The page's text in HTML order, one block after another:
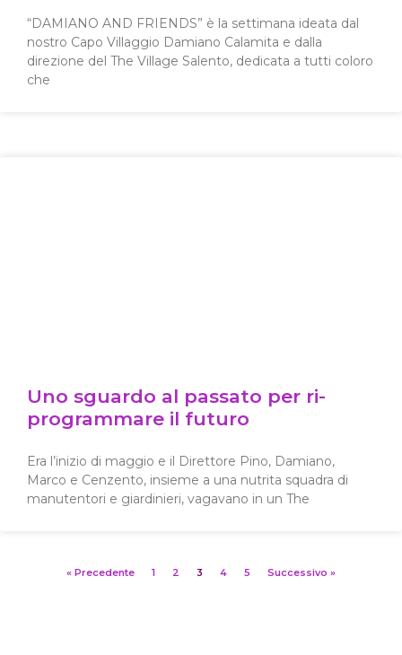
“DAMIANO AND FRIENDS” è la settimana ideata dal
nostro Capo Villaggio Damiano Calamita e dalla
direzione del The Village Salento, dedicata a tutti coloro
che
Uno sguardo al passato per ri-
programmare il futuro
Era l’inizio di maggio e il Direttore Pino, Damiano,
Marco e Cenzento, insieme a una nutrita squadra di
manutentori e giardinieri, vagavano in un The
« Precedente 1 2 3 4 5 Successivo »